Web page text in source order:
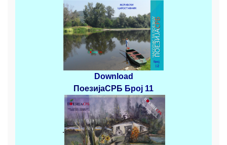
Download
ПоезијаСРБ Број 11
.